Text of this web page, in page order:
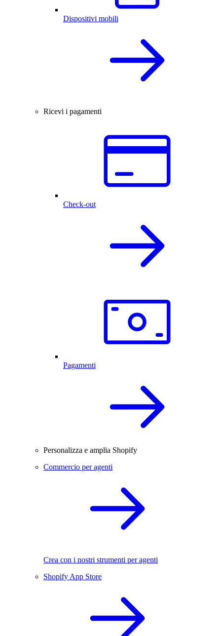
Dispositivi mobili
Ricevi i pagamenti
Check-out
Pagamenti
Personalizza e amplia Shopify
Commercio per agenti
Crea con i nostri strumenti per agenti
Shopify App Store